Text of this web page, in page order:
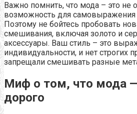
Важно помнить, что мода – это не
возможность для самовыражения
Поэтому не бойтесь пробовать
смешивания, включая золото и
аксессуары. Ваш стиль – это
индивидуальности, и нет строгих
запрещали смешивать разные
Миф о том, что мода —
дорого